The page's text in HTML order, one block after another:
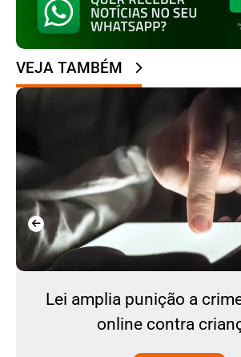
VEJA TAMBÉM
Lei amplia punição a
online contra